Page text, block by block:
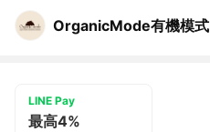
OrganicMode有機模式
LINE Pay
最高4%